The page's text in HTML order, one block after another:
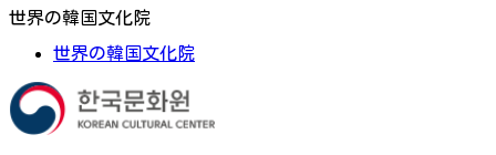
世界の韓国文化院
世界の韓国文化院